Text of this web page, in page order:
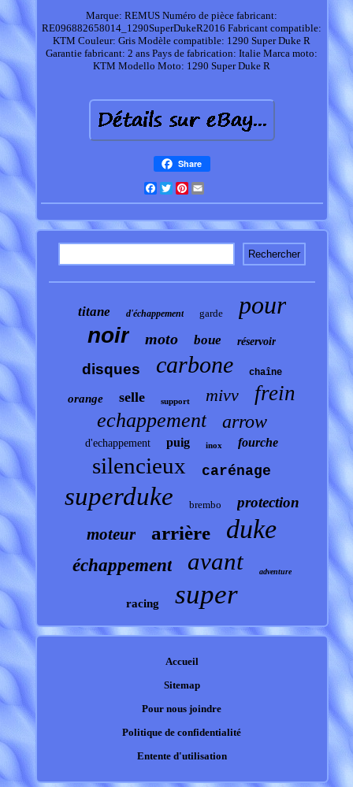
Marque: REMUS Numéro de pièce fabricant:
RE096882658014_1290SuperDukeR2016 Fabricant compatible:
KTM Couleur: Gris Modèle compatible: 1290 Super Duke R
Garantie fabricant: 2 ans Pays de fabrication: Italie Marca moto:
KTM Modello Moto: 1290 Super Duke R
Share
Facebook
TwitterPinterest
titane d'échappement garde pour
noir moto boue réservoir
disques carbone chaîne
orange selle support mivv frein
echappement arrow
d'echappement puig inox fourche
silencieux carénage
superduke brembo protection
moteur arrière duke
échappement avant adventure
racing super
Accueil
Sitemap
Pour nous joindre
Politique de confidentialité
Entente d'utilisation